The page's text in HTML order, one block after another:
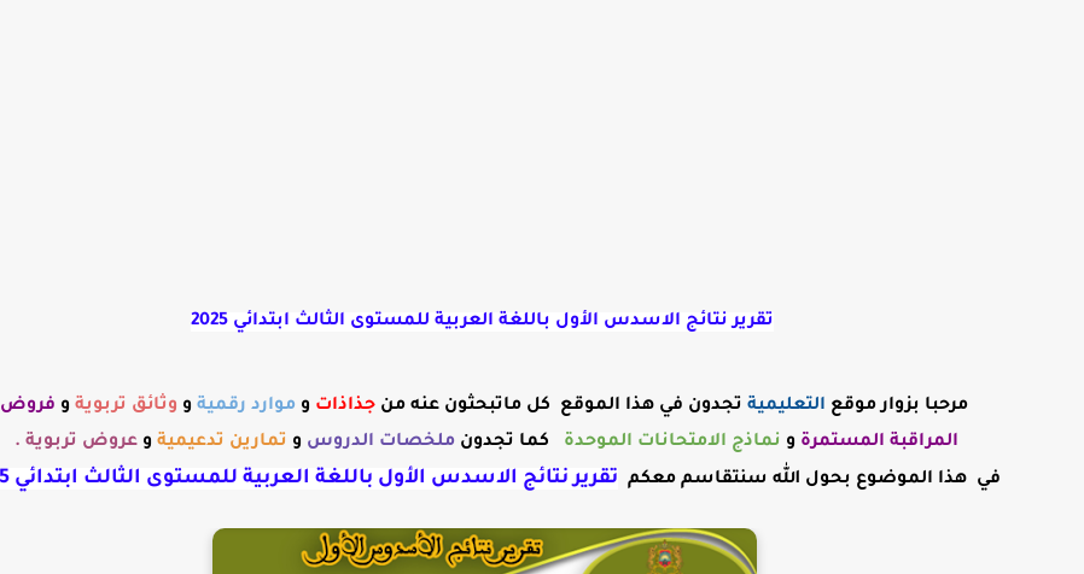
تقرير نتائج الاسدس الأول باللغة العربية للمستوى الثالث ابتدائي 2025
مرحبا بزوار موقع التعليمية تجدون في هذا الموقع كل ماتبحثون عنه من جذاذات و موارد رقمية و وثائق تربوية و فروض
المراقبة المستمرة و نماذج الامتحانات الموحدة كما تجدون ملخصات الدروس و تمارين تدعيمية و عروض تربوية .
في هذا الموضوع بحول الله سنتقاسم معكم تقرير نتائج الاسدس الأول باللغة العربية للمستوى الثالث ابتدائي 2025